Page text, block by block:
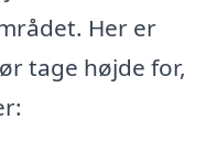
Her er
tage højde for,